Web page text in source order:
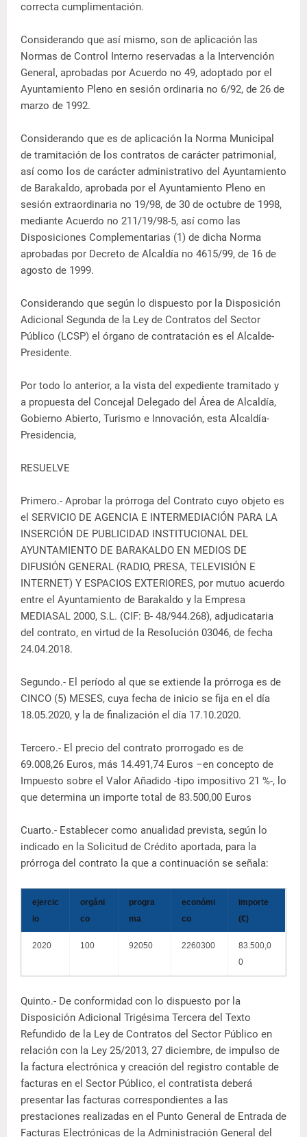
correcta cumplimentación.
Considerando que así mismo, son de aplicación las
Normas de Control Interno reservadas a la Intervención
General, aprobadas por Acuerdo no 49, adoptado por el
Ayuntamiento Pleno en sesión ordinaria no 6/92, de 26 de
marzo de 1992.
Considerando que es de aplicación la Norma Municipal
de tramitación de los contratos de carácter patrimonial,
así como los de carácter administrativo del Ayuntamiento
de Barakaldo, aprobada por el Ayuntamiento Pleno en
sesión extraordinaria no 19/98, de 30 de octubre de 1998,
mediante Acuerdo no 211/19/98-5, así como las
Disposiciones Complementarias (1) de dicha Norma
aprobadas por Decreto de Alcaldía no 4615/99, de 16 de
agosto de 1999.
Considerando que según lo dispuesto por la Disposición
Adicional Segunda de la Ley de Contratos del Sector
Público (LCSP) el órgano de contratación es el Alcalde-
Presidente.
Por todo lo anterior, a la vista del expediente tramitado y
a propuesta del Concejal Delegado del Área de Alcaldía,
Gobierno Abierto, Turismo e Innovación, esta Alcaldía-
Presidencia,
RESUELVE
Primero.- Aprobar la prórroga del Contrato cuyo objeto es
el SERVICIO DE AGENCIA E INTERMEDIACIÓN PARA LA
INSERCIÓN DE PUBLICIDAD INSTITUCIONAL DEL
AYUNTAMIENTO DE BARAKALDO EN MEDIOS DE
DIFUSIÓN GENERAL (RADIO, PRESA, TELEVISIÓN E
INTERNET) Y ESPACIOS EXTERIORES, por mutuo acuerdo
entre el Ayuntamiento de Barakaldo y la Empresa
MEDIASAL 2000, S.L. (CIF: B- 48/944.268), adjudicataria
del contrato, en virtud de la Resolución 03046, de fecha
24.04.2018.
Segundo.- El período al que se extiende la prórroga es de
CINCO (5) MESES, cuya fecha de inicio se fija en el día
18.05.2020, y la de finalización el día 17.10.2020.
Tercero.- El precio del contrato prorrogado es de
69.008,26 Euros, más 14.491,74 Euros –en concepto de
Impuesto sobre el Valor Añadido -tipo impositivo 21 %-, lo
que determina un importe total de 83.500,00 Euros
Cuarto.- Establecer como anualidad prevista, según lo
indicado en la Solicitud de Crédito aportada, para la
prórroga del contrato la que a continuación se señala:
ejercic
io
orgáni
co
progra
ma
económi
co
importe
(€)
2020 100 92050 2260300
83.500,0
0
Quinto.- De conformidad con lo dispuesto por la
Disposición Adicional Trigésima Tercera del Texto
Refundido de la Ley de Contratos del Sector Público en
relación con la Ley 25/2013, 27 diciembre, de impulso de
la factura electrónica y creación del registro contable de
facturas en el Sector Público, el contratista deberá
presentar las facturas correspondientes a las
prestaciones realizadas en el Punto General de Entrada de
Facturas Electrónicas de la Administración General del